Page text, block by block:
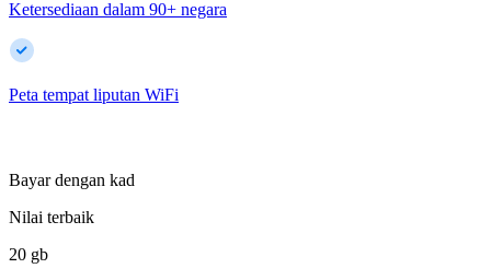
Ketersediaan dalam 90+ negara
Peta tempat liputan WiFi
Bayar dengan kad
Nilai terbaik
20 gb